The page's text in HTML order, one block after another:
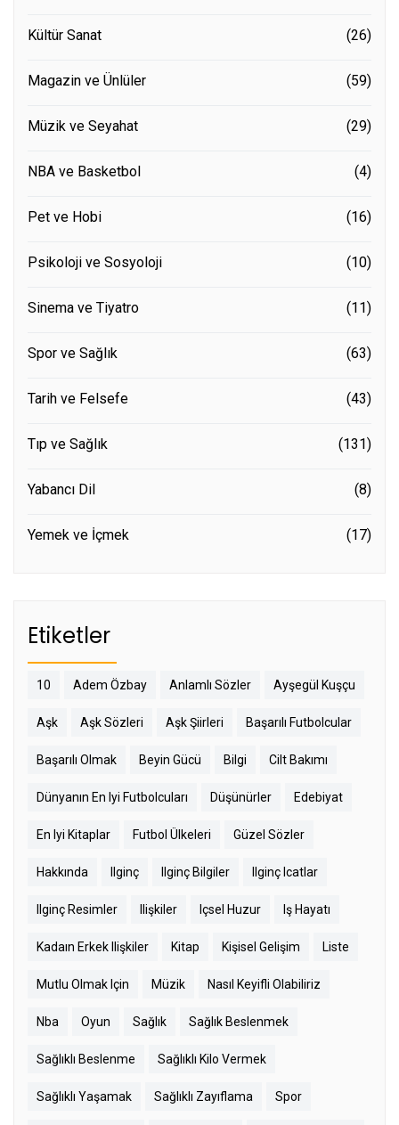
Kültür Sanat (26)
Magazin ve Ünlüler (59)
Müzik ve Seyahat (29)
NBA ve Basketbol (4)
Pet ve Hobi (16)
Psikoloji ve Sosyoloji (10)
Sinema ve Tiyatro (11)
Spor ve Sağlık (63)
Tarih ve Felsefe (43)
Tıp ve Sağlık (131)
Yabancı Dil (8)
Yemek ve İçmek (17)
Etiketler
10 Adem Özbay Anlamlı Sözler Ayşegül Kuşçu
Aşk Aşk Sözleri Aşk Şiirleri Başarılı Futbolcular
Başarılı Olmak Beyin Gücü Bilgi Cilt Bakımı
Dünyanın En Iyi Futbolcuları Düşünürler Edebiyat
En Iyi Kitaplar Futbol Ülkeleri Güzel Sözler
Hakkında Ilginç Ilginç Bilgiler Ilginç Icatlar
Ilginç Resimler Ilişkiler Içsel Huzur Iş Hayatı
Kadaın Erkek Ilişkiler Kitap Kişisel Gelişim Liste
Mutlu Olmak Için Müzik Nasıl Keyifli Olabiliriz
Nba Oyun Sağlık Sağlık Beslenmek
Sağlıklı Beslenme Sağlıklı Kilo Vermek
Sağlıklı Yaşamak Sağlıklı Zayıflama Spor